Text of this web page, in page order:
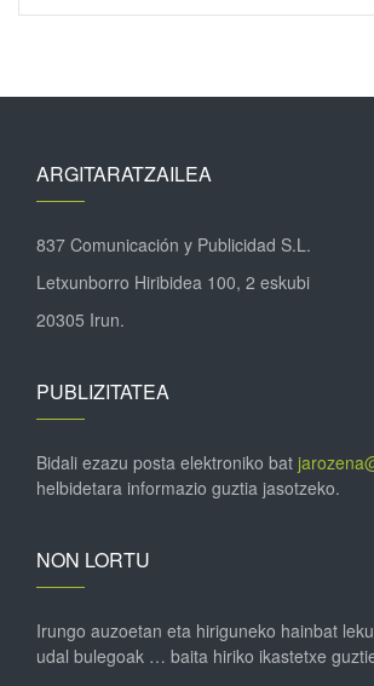
ARGITARATZAILEA
837 Comunicación y Publicidad S.L.
Letxunborro Hiribidea 100, 2 eskubi
20305 Irun.
PUBLIZITATEA
Bidali ezazu posta elektroniko bat
helbidetara informazio guztia jasotzeko.
NON LORTU
Irungo auzoetan eta hiriguneko hainbat
udal bulegoak … baita hiriko ikastetxe